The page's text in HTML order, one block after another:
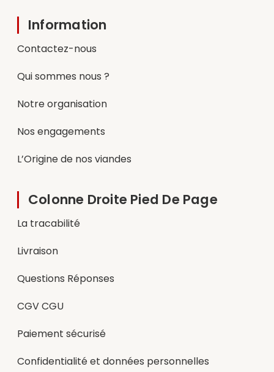
Information
Contactez-nous
Qui sommes nous ?
Notre organisation
Nos engagements
L’Origine de nos viandes
Colonne Droite Pied De Page
La tracabilité
Livraison
Questions Réponses
CGV CGU
Paiement sécurisé
Confidentialité et données personnelles